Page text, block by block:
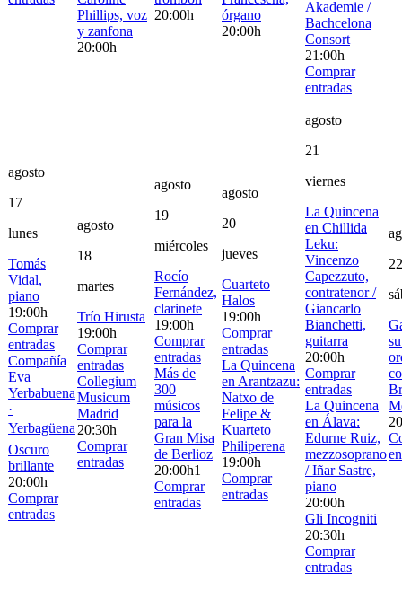
Phillips, voz
y zanfona
20:00h
20:00h
órgano
20:00h
Akademie /
Bachcelona
Consort
21:00h
Comprar
entradas
agosto
17
lunes
Tomás
Vidal,
piano
19:00h
Comprar
entradas
Compañía
Eva
Yerbabuena
·
Yerbagüena
Oscuro
brillante
20:00h
Comprar
entradas
agosto
18
martes
Trío Hirusta
19:00h
Comprar
entradas
Collegium
Musicum
Madrid
20:30h
Comprar
entradas
agosto
19
miércoles
Rocío
Fernández,
clarinete
19:00h
Comprar
entradas
Más de
300
músicos
para la
Gran Misa
de Berlioz
20:00h1
Comprar
entradas
agosto
20
jueves
Cuarteto
Halos
19:00h
Comprar
entradas
La Quincena
en Arantzazu:
Natxo de
Felipe &
Kuarteto
Philiperena
19:00h
Comprar
entradas
agosto
21
viernes
La Quincena
en Chillida
Leku:
Vincenzo
Capezzuto,
contratenor /
Giancarlo
Bianchetti,
guitarra
20:00h
Comprar
entradas
La Quincena
en Álava:
Edurne Ruiz,
mezzosoprano
/ Iñar Sastre,
piano
20:00h
Gli Incogniti
20:30h
Comprar
entradas
22